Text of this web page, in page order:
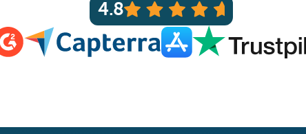
4.8